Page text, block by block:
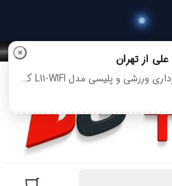
× علی از تهران
دوربین فیلم برداری ورزشی و پلیسی مدل L11-WIFI کیفیت 2K رو خرید کرد